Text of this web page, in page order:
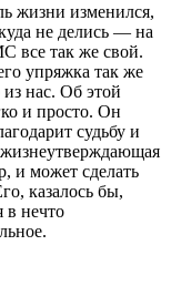
жизни изменился,
не делись — на
все так же свой.
упряжка так же
нас. Об этой
и просто. Он
судьбу и
и может сделать
казалось бы,
в нечто